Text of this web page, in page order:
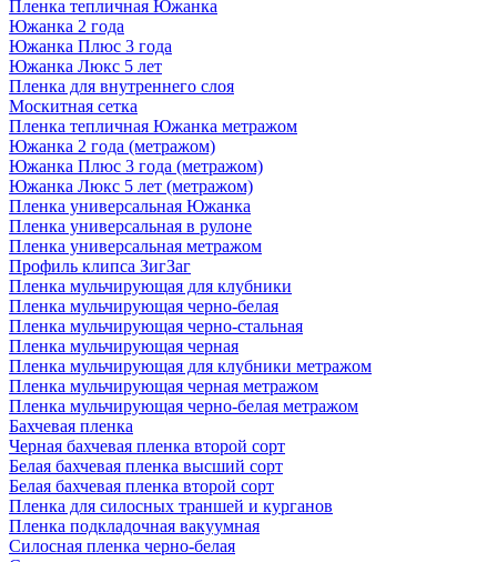
Пленка тепличная Южанка
Южанка 2 года
Южанка Плюс 3 года
Южанка Люкс 5 лет
Пленка для внутреннего слоя
Москитная сетка
Пленка тепличная Южанка метражом
Южанка 2 года (метражом)
Южанка Плюс 3 года (метражом)
Южанка Люкс 5 лет (метражом)
Пленка универсальная Южанка
Пленка универсальная в рулоне
Пленка универсальная метражом
Профиль клипса ЗигЗаг
Пленка мульчирующая для клубники
Пленка мульчирующая черно-белая
Пленка мульчирующая черно-стальная
Пленка мульчирующая черная
Пленка мульчирующая для клубники метражом
Пленка мульчирующая черная метражом
Пленка мульчирующая черно-белая метражом
Бахчевая пленка
Черная бахчевая пленка второй сорт
Белая бахчевая пленка высший сорт
Белая бахчевая пленка второй сорт
Пленка для силосных траншей и курганов
Пленка подкладочная вакуумная
Силосная пленка черно-белая